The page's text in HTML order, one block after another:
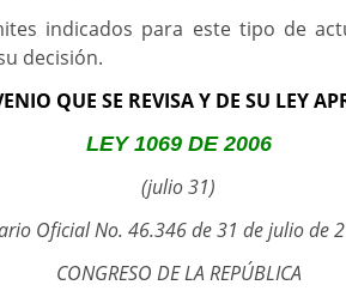
indicados para este tipo de
decisión.
QUE SE REVISA Y DE SU LEY
LEY 1069 DE 2006
(julio 31)
Oficial No. 46.346 de 31 de julio de
CONGRESO DE LA REPÚBLICA